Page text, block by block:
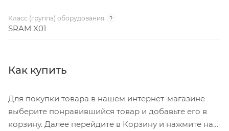
Класс (группа) оборудования ?
SRAM X01
Как купить
Для покупки товара в нашем интернет-магазине
выберите понравившийся товар и добавьте его в
корзину. Далее перейдите в Корзину и нажмите на